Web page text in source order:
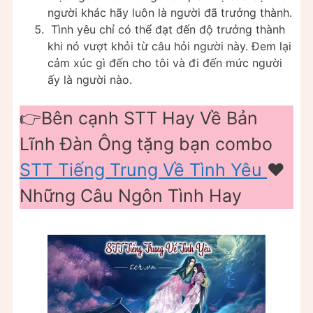
người khác hãy luôn là người đã trưởng thành.
Tình yêu chỉ có thể đạt đến độ trưởng thành
khi nó vượt khỏi từ câu hỏi người này. Đem lại
cảm xúc gì đến cho tôi và đi đến mức người
ấy là người nào.
👉Bên cạnh STT Hay Về Bản
Lĩnh Đàn Ông tặng bạn combo
STT Tiếng Trung Về Tình Yêu ❤️️
Những Câu Ngôn Tình Hay